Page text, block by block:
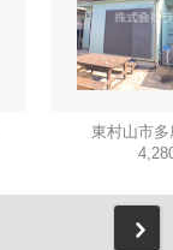
東村山市